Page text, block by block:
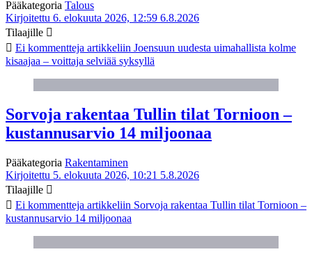
Pääkategoria Talous
Kirjoitettu 6. elokuuta 2026, 12:59 6.8.2026
Tilaajille
Ei kommentteja artikkeliin Joensuun uudesta uimahallista kolme
kisaajaa – voittaja selviää syksyllä
Sorvoja rakentaa Tullin tilat Tornioon –
kustannusarvio 14 miljoonaa
Pääkategoria Rakentaminen
Kirjoitettu 5. elokuuta 2026, 10:21 5.8.2026
Tilaajille
Ei kommentteja artikkeliin Sorvoja rakentaa Tullin tilat Tornioon –
kustannusarvio 14 miljoonaa